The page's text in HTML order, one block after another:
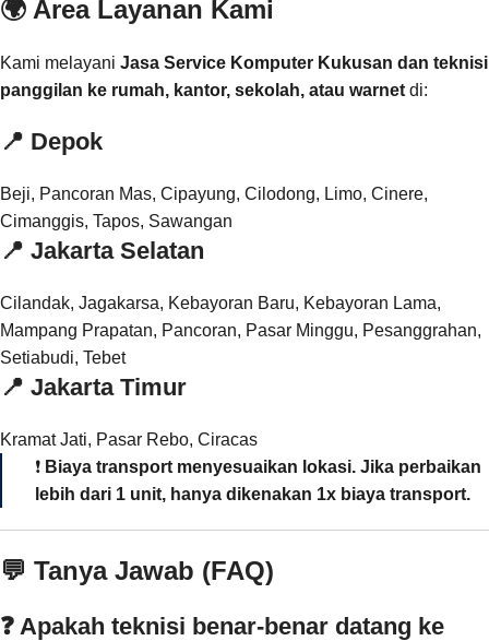
🌍 Area Layanan Kami
Kami melayani Jasa Service Komputer Kukusan dan teknisi
panggilan ke rumah, kantor, sekolah, atau warnet di:
📍 Depok
Beji, Pancoran Mas, Cipayung, Cilodong, Limo, Cinere,
Cimanggis, Tapos, Sawangan
📍 Jakarta Selatan
Cilandak, Jagakarsa, Kebayoran Baru, Kebayoran Lama,
Mampang Prapatan, Pancoran, Pasar Minggu, Pesanggrahan,
Setiabudi, Tebet
📍 Jakarta Timur
Kramat Jati, Pasar Rebo, Ciracas
❗ Biaya transport menyesuaikan lokasi. Jika perbaikan
lebih dari 1 unit, hanya dikenakan 1x biaya transport.
💬 Tanya Jawab (FAQ)
❓ Apakah teknisi benar-benar datang ke